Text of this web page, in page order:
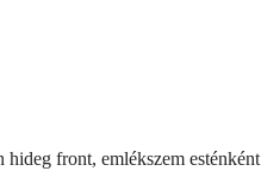
front, emlékszem